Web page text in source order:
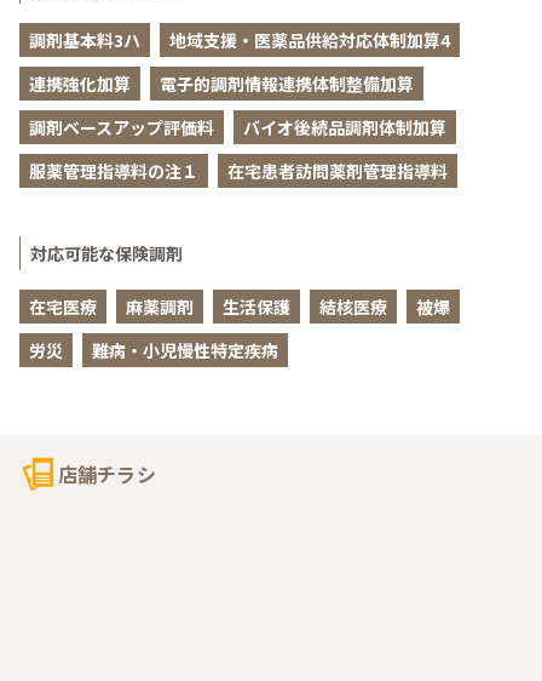
調剤基本料3ハ
地域支援・医薬品供給対応体制加算4
連携強化加算
電子的調剤情報連携体制整備加算
調剤ベースアップ評価料
バイオ後続品調剤体制加算
服薬管理指導料の注１
在宅患者訪問薬剤管理指導料
対応可能な保険調剤
在宅医療 麻薬調剤 生活保護 結核医療
被爆
労災
難病・小児慢性特定疾病
店舗チラシ